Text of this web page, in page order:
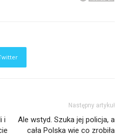
i
Następny artykuł
Ale wstyd. Szuka jej policja, a
cała Polska wie co zrobiła